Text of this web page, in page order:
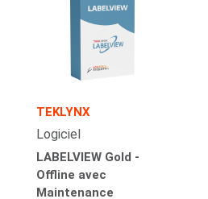
TEKLYNX
Logiciel
LABELVIEW Gold -
Offline avec
Maintenance